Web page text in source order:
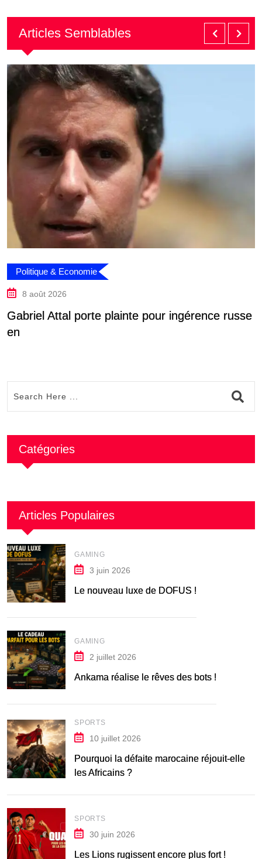
Articles Semblables
Politique & Economie
8 août 2026
Gabriel Attal porte plainte pour ingérence russe
en
Catégories
Articles Populaires
GAMING
3 juin 2026
Le nouveau luxe de DOFUS !
GAMING
2 juillet 2026
Ankama réalise le rêves des bots !
SPORTS
10 juillet 2026
Pourquoi la défaite marocaine réjouit-elle
les Africains ?
SPORTS
30 juin 2026
Les Lions rugissent encore plus fort !